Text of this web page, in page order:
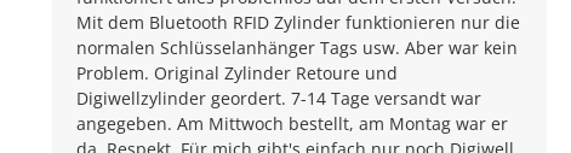
Mit dem Bluetooth RFID Zylinder funktionieren nur die
normalen Schlüsselanhänger Tags usw. Aber war kein
Problem. Original Zylinder Retoure und
Digiwellzylinder geordert. 7-14 Tage versandt war
angegeben. Am Mittwoch bestellt, am Montag war er